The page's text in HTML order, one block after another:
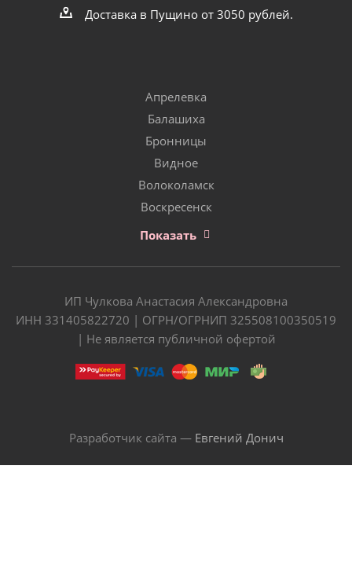
Доставка в Пущино от 3050 рублей.
Апрелевка
Балашиха
Бронницы
Видное
Волоколамск
Воскресенск
Показать
ИП Чулкова Анастасия Александровна
ИНН 331405822720 | ОГРН/ОГРНИП 325508100350519
| Не является публичной офертой
Разработчик сайта — Евгений Донич